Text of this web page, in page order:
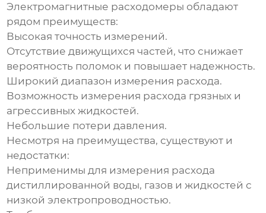
Электромагнитные расходомеры обладают
рядом преимуществ:
Высокая точность измерений.
Отсутствие движущихся частей, что снижает
вероятность поломок и повышает надежность.
Широкий диапазон измерения расхода.
Возможность измерения расхода грязных и
агрессивных жидкостей.
Небольшие потери давления.
Несмотря на преимущества, существуют и
недостатки:
Неприменимы для измерения расхода
дистиллированной воды, газов и жидкостей с
низкой электропроводностью.